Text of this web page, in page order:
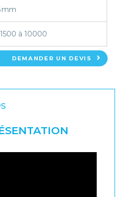
mm
à 10000
DEMANDER UN DEVIS